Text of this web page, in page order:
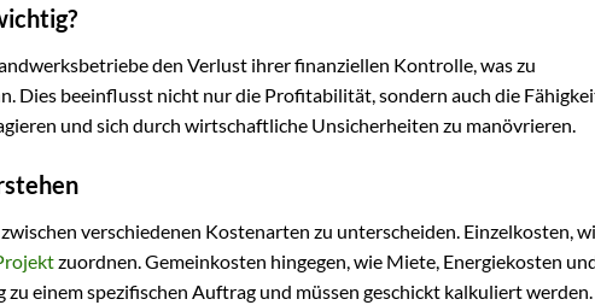
den Verlust ihrer finanziellen Kontrolle, was zu
Dies beeinflusst nicht nur die Profitabilität, sondern auch die
und sich durch wirtschaftliche Unsicherheiten zu manövrieren.
verschiedenen Kostenarten zu unterscheiden. Einzelkosten,
zuordnen. Gemeinkosten hingegen, wie Miete, Energiekosten
einem spezifischen Auftrag und müssen geschickt kalkuliert werden.